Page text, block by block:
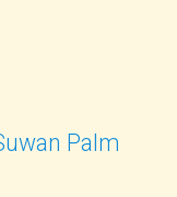
Palm